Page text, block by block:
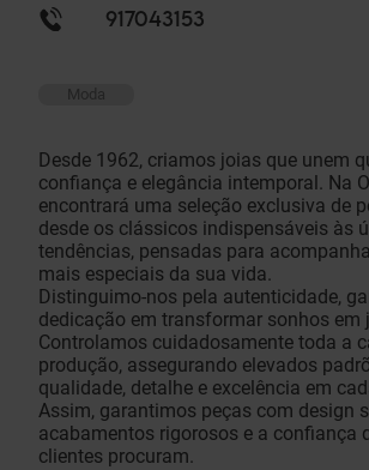
917043153
Moda
Desde 1962, criamos joias que unem
confiança e elegância intemporal. Na
encontrará uma seleção exclusiva de
desde os clássicos indispensáveis às
tendências, pensadas para
mais especiais da sua vida.
Distinguimo-nos pela autenticidade,
dedicação em transformar sonhos em
Controlamos cuidadosamente toda a
produção, assegurando elevados
qualidade, detalhe e excelência em
Assim, garantimos peças com design
acabamentos rigorosos e a confiança
clientes procuram.